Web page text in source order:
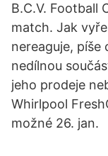
B.C.V. Football
match. Jak
nereaguje,
nedílnou
jeho prodeje
Whirlpool
možné 26. jan.